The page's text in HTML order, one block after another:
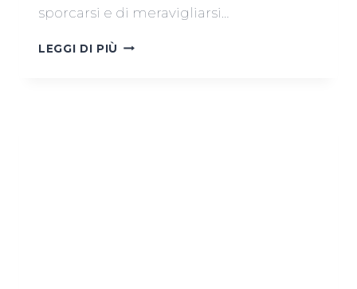
sporcarsi e di meravigliarsi…
LEGGI DI PIÙ CORSO